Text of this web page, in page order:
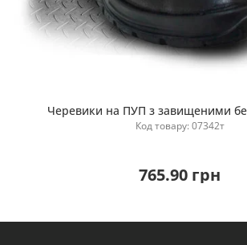
Купити
Черевики на ПУП з завищеними
Код товару: 07342т
765.90 грн